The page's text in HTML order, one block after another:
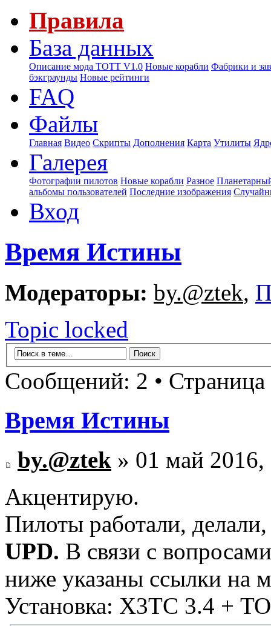
Правила
База данных
Описание мода ТОТТ V1.0 Новые корабли Фабрики и
бэкграунды Новые рейтинги
FAQ
Файлы
Главная Видео Скрипты Дополнения Карта Утилиты
Галерея
Фотографии пилотов Новые корабли Разное
альбомы пользователей Последние изображения
Вход
Время Истины
Модераторы: by.@ztek,
Topic locked
Сообщений: 2 • Страница
Время Истины
by.@ztek » 01 май 2016,
Акцентирую.
Пилоты работали,
UPD. В связи с
ниже указаны ссылки на
Установка: Х3ТС 3.4 +